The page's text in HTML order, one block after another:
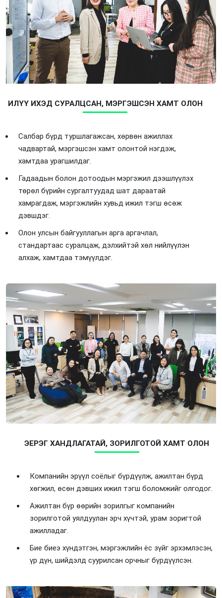
ИЛҮҮ ИХЭД СУРАЛЦСАН, МЭРГЭШСЭН ХАМТ ОЛОН
Салбар бүрд туршлагажсан, хөрвөн ажиллах
чадвартай, мэргэшсэн хамт олонтой нэгдэж,
хамтдаа урагшилдаг.
Гадаадын болон дотоодын мэргэжил дээшлүүлэх
төрөл бүрийн сургалтуудад шат дараатай
хамрагдаж, мэргэжлийн хувьд ижил тэгш өсөж
дэвшдэг.
Олон улсын байгууллагын арга аргачлал,
стандартаас суралцаж, дэлхийтэй хөл нийлүүлэн
алхаж, хамтдаа тэмүүлдэг.
ЭЕРЭГ ХАНДЛАГАТАЙ, ЗОРИЛГОТОЙ ХАМТ ОЛОН
Компанийн эрүүл соёлыг бүрдүүлж, ажилтан бүрд
хөгжил, өсөн дэвших ижил тэгш боломжийг олгодог.
Ажилтан бүр өөрийн зорилгыг компанийн
зорилготой уялдуулан эрч хүчтэй, урам зоригтой
ажилладаг.
Бие биеэ хүндэтгэн, мэргэжлийн ёс зүйг эрхэмлэсэн,
үр дүн, шийдэлд суурилсан орчныг бүрдүүлсэн.